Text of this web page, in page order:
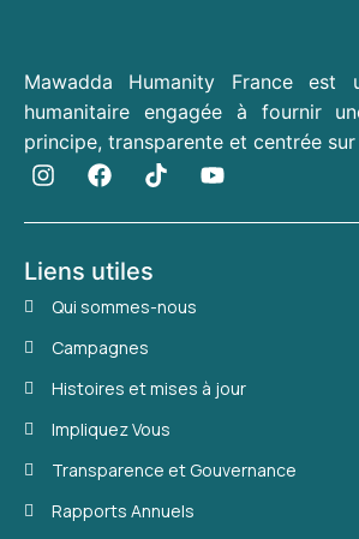
Mawadda Humanity France est
humanitaire engagée à fournir
principe, transparente et centrée
Liens utiles
Qui sommes-nous
Campagnes
Histoires et mises à jour
Impliquez Vous
Transparence et Gouvernance
Rapports Annuels